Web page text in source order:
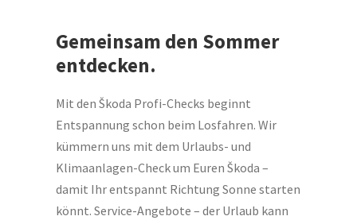
Gemeinsam den Sommer
entdecken.
Mit den Škoda Profi-Checks beginnt
Entspannung schon beim Losfahren. Wir
kümmern uns mit dem Urlaubs- und
Klimaanlagen-Check um Euren Škoda –
damit Ihr entspannt Richtung Sonne starten
könnt. Service-Angebote – der Urlaub kann